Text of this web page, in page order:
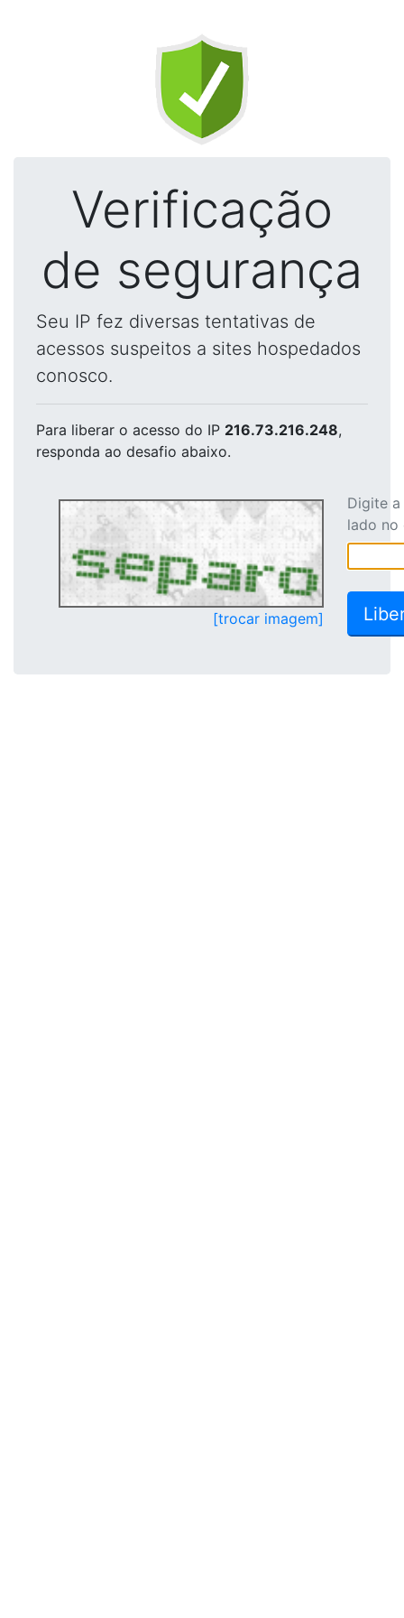
Verificação
de segurança
Seu IP fez diversas tentativas de
acessos suspeitos a sites hospedados
conosco.
Para liberar o acesso do IP 216.73.216.248,
responda ao desafio abaixo.
[trocar imagem]
Digite
lado no